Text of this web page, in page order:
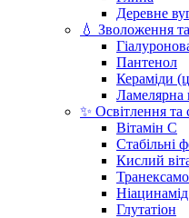
Деревне
💧 Зволоження
Пантенол
Кераміди
Ламелярна
✨ Освітлення та
Вітамін С
Стабільні
Кислий
Ніацинамід
Глутатіон